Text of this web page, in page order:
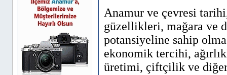
Anamur ve çevresi
güzellikleri, mağara ve
potansiyeline sahip
ekonomik tercihi,
üretimi, çiftçilik ve